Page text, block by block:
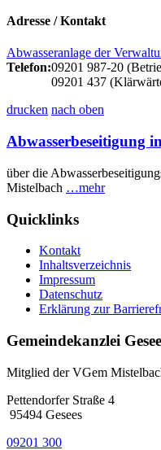
Adresse / Kontakt
Abwasseranlage der
Telefon:09201 987-20
09201 437
drucken nach oben
Abwasserbeseitigung in
über die
Mistelbach …mehr
Quicklinks
Kontakt
Inhaltsverzeichnis
Impressum
Datenschutz
Erklärung zur
Gemeindekanzlei
Mitglied der VGem
Pettendorfer Straße 4
95494 Gesees
09201 300